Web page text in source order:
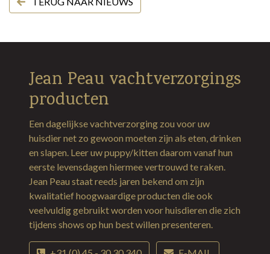
Jean Peau vachtverzorgings
producten
Een dagelijkse vachtverzorging zou voor uw
huisdier net zo gewoon moeten zijn als eten, drinken
en slapen. Leer uw puppy/kitten daarom vanaf hun
eerste levensdagen hiermee vertrouwd te raken.
Jean Peau staat reeds jaren bekend om zijn
kwalitatief hoogwaardige producten die ook
veelvuldig gebruikt worden voor huisdieren die zich
tijdens shows op hun best willen presenteren.